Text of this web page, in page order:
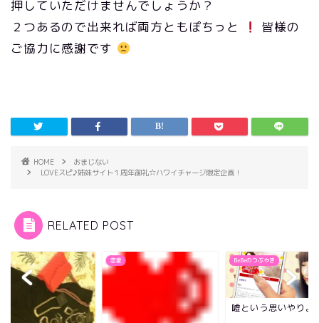
押していただけませんでしょうか？
２つあるので出来れば両方ともぽちっと
皆様の
ご協力に感謝です
HOME
おまじない
LOVEスピ♪姉妹サイト１周年御礼☆ハワイチャージ限定企画！
RELATED POST
恋愛 BeBeのつぶやき
嘘という思いやり。